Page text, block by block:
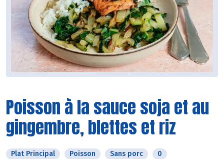
Poisson à la sauce soja et au
gingembre, blettes et riz
Plat Principal Poisson Sans porc 0